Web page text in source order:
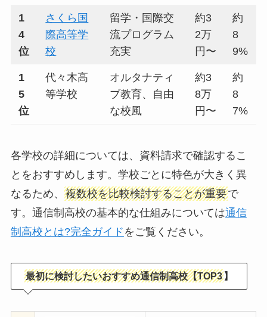
1
4
位
さくら国
際高等学
校
留学・国際交
流プログラム
充実
約3
2万
円〜
約
8
9%
1
5
位
代々木高
等学校
オルタナティ
ブ教育、自由
な校風
約3
8万
円〜
約
8
7%
各学校の詳細については、資料請求で確認するこ
とをおすすめします。学校ごとに特色が大きく異
なるため、 複数校を比較検討することが重要で
す。通信制高校の基本的な仕組みについては通信
制高校とは?完全ガイド をご覧ください。
最初に検討したいおすすめ通信制高校【TOP3 】